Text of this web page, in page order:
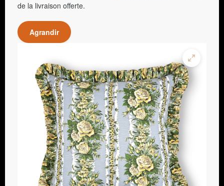
de la livraison offerte.
Agrandir